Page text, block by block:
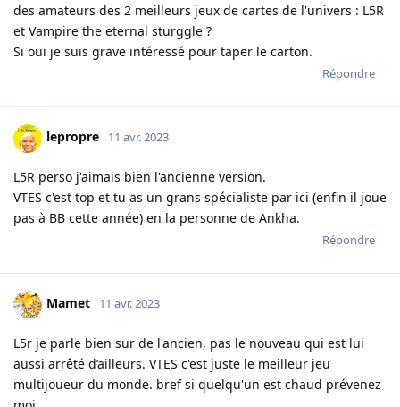
des amateurs des 2 meilleurs jeux de cartes de l'univers : L5R
et Vampire the eternal sturggle ?
Si oui je suis grave intéressé pour taper le carton.
Répondre
lepropre 11 avr. 2023
L5R perso j'aimais bien l'ancienne version.
VTES c'est top et tu as un grans spécialiste par ici (enfin il joue
pas à BB cette année) en la personne de Ankha.
Répondre
Mamet 11 avr. 2023
L5r je parle bien sur de l'ancien, pas le nouveau qui est lui
aussi arrêté d’ailleurs. VTES c'est juste le meilleur jeu
multijoueur du monde. bref si quelqu'un est chaud prévenez